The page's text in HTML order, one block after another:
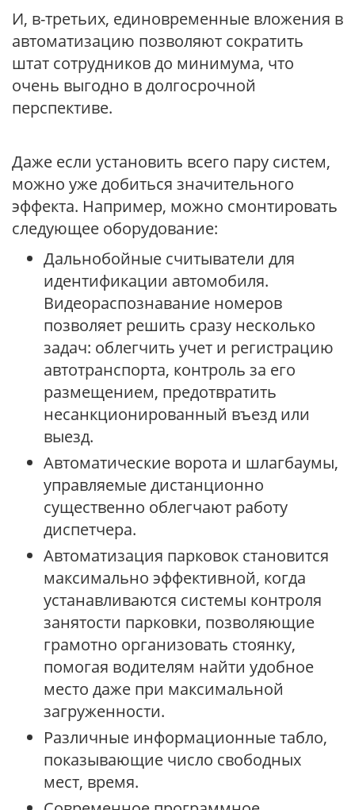
И, в-третьих, единовременные вложения в
автоматизацию позволяют сократить
штат сотрудников до минимума, что
очень выгодно в долгосрочной
перспективе.
Даже если установить всего пару систем,
можно уже добиться значительного
эффекта. Например, можно смонтировать
следующее оборудование:
Дальнобойные считыватели для
идентификации автомобиля.
Видеораспознавание номеров
позволяет решить сразу несколько
задач: облегчить учет и регистрацию
автотранспорта, контроль за его
размещением, предотвратить
несанкционированный въезд или
выезд.
Автоматические ворота и шлагбаумы,
управляемые дистанционно
существенно облегчают работу
диспетчера.
Автоматизация парковок становится
максимально эффективной, когда
устанавливаются системы контроля
занятости парковки, позволяющие
грамотно организовать стоянку,
помогая водителям найти удобное
место даже при максимальной
загруженности.
Различные информационные табло,
показывающие число свободных
мест, время.